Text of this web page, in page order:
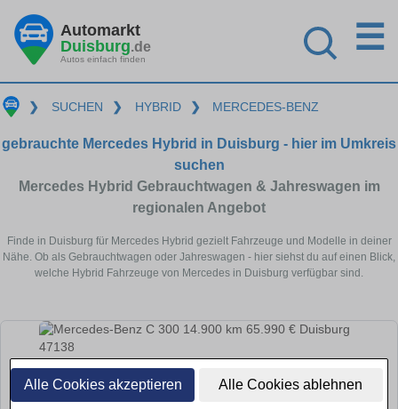
Alle Cookies akzeptieren Alle Cookies ablehnen
Automarkt
Duisburg.de
Autos einfach finden
☰
❯ SUCHEN ❯ HYBRID ❯ MERCEDES-BENZ
gebrauchte Mercedes Hybrid in Duisburg - hier im Umkreis
suchen
Mercedes Hybrid Gebrauchtwagen & Jahreswagen im
regionalen Angebot
Finde in Duisburg für Mercedes Hybrid gezielt Fahrzeuge und Modelle in deiner
Nähe. Ob als Gebrauchtwagen oder Jahreswagen - hier siehst du auf einen Blick,
welche Hybrid Fahrzeuge von Mercedes in Duisburg verfügbar sind.